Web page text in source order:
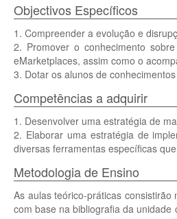
Objectivos Específicos
1. Compreender a evolução e
2. Promover o conhecimento
eMarketplaces, assim como o
3. Dotar os alunos de
Competências a adquirir
1. Desenvolver uma estratégia de
2. Elaborar uma estratégia de
diversas ferramentas específicas
Metodologia de Ensino
As aulas teórico-práticas
com base na bibliografia da